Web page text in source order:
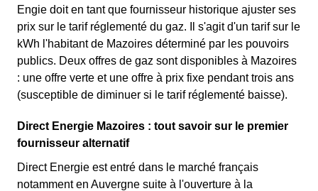
Engie doit en tant que fournisseur historique ajuster ses
prix sur le tarif réglementé du gaz. Il s'agit d'un tarif sur le
kWh l'habitant de Mazoires déterminé par les pouvoirs
publics. Deux offres de gaz sont disponibles à Mazoires
: une offre verte et une offre à prix fixe pendant trois ans
(susceptible de diminuer si le tarif réglementé baisse).
Direct Energie Mazoires : tout savoir sur le premier
fournisseur alternatif
Direct Energie est entré dans le marché français
notamment en Auvergne suite à l'ouverture à la